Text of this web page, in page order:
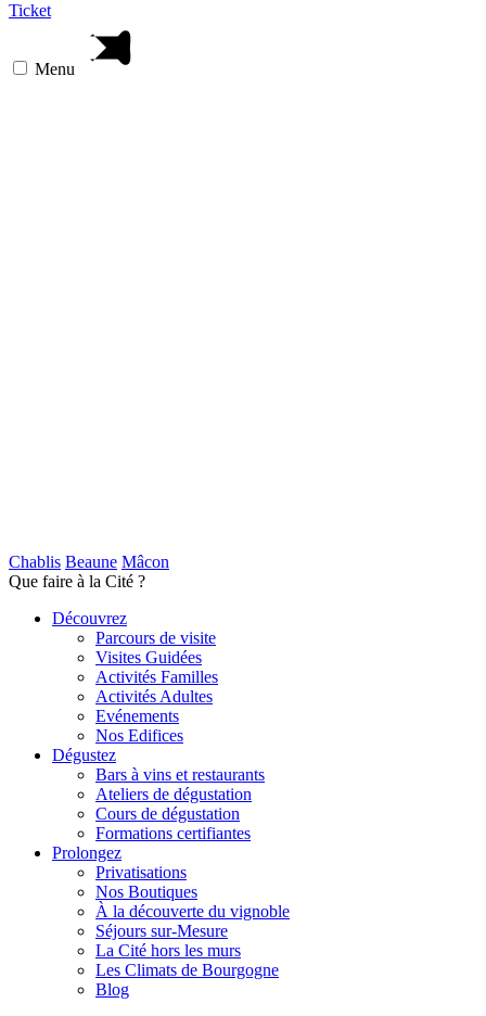
Ticket
Menu
Chablis Beaune Mâcon
Que faire à la Cité ?
Découvrez
Parcours de visite
Visites Guidées
Activités Familles
Activités Adultes
Evénements
Nos Edifices
Dégustez
Bars à vins et restaurants
Ateliers de dégustation
Cours de dégustation
Formations certifiantes
Prolongez
Privatisations
Nos Boutiques
À la découverte du vignoble
Séjours sur-Mesure
La Cité hors les murs
Les Climats de Bourgogne
Blog